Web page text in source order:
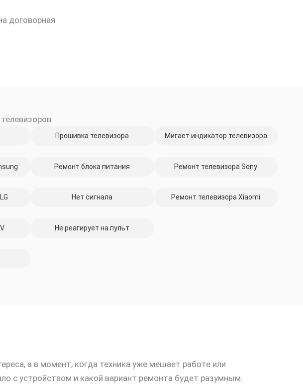
договорная
Прошивка телевизора
Ремонт блока питания
Нет сигнала
Не реагирует на пульт
Мигает индикатор телевизора
Ремонт телевизора Sony
Ремонт телевизора Xiaomi
а в момент, когда техника уже мешает работе или
с устройством и какой вариант ремонта будет разумным.